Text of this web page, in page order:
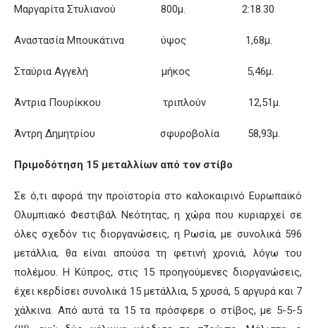
Μαργαρίτα Στυλιανού 800μ. 2:18.30
Αναστασία Μπουκάτινα ύψος 1,68μ.
Σταύρια Αγγελή μήκος 5,46μ.
Άντρια Πουρίκκου τριπλούν 12,51μ.
Άντρη Δημητρίου σφυροβολία 58,93μ.
Πριμοδότηση 15 μεταλλίων από τον στίβο
Σε ό,τι αφορά την προϊστορία στο καλοκαιρινό Ευρωπαϊκό
Ολυμπιακό Φεστιβάλ Νεότητας, η χώρα που κυριαρχεί σε
όλες σχεδόν τις διοργανώσεις, η Ρωσία, με συνολικά 596
μετάλλια, θα είναι απούσα τη φετινή χρονιά, λόγω του
πολέμου. Η Κύπρος, στις 15 προηγούμενες διοργανώσεις,
έχει κερδίσει συνολικά 15 μετάλλια, 5 χρυσά, 5 αργυρά και 7
χάλκινα. Από αυτά τα 15 τα πρόσφερε ο στίβος, με 5-5-5